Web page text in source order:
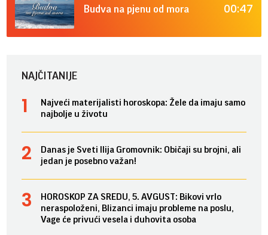
Budva na pjenu od mora 00:47
NAJČITANIJE
Najveći materijalisti horoskopa: Žele da imaju samo
najbolje u životu
Danas je Sveti Ilija Gromovnik: Običaji su brojni, ali
jedan je posebno važan!
HOROSKOP ZA SREDU, 5. AVGUST: Bikovi vrlo
neraspoloženi, Blizanci imaju probleme na poslu,
Vage će privući vesela i duhovita osoba